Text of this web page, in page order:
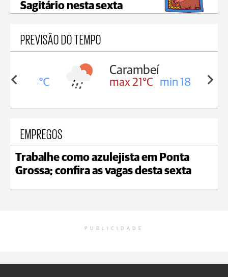
Sagitário nesta sexta
PREVISÃO DO TEMPO
18°C
Carambeí
max 21°C min 18°C
EMPREGOS
Trabalhe como azulejista em Ponta
Grossa; confira as vagas desta sexta
PUBLICIDADE